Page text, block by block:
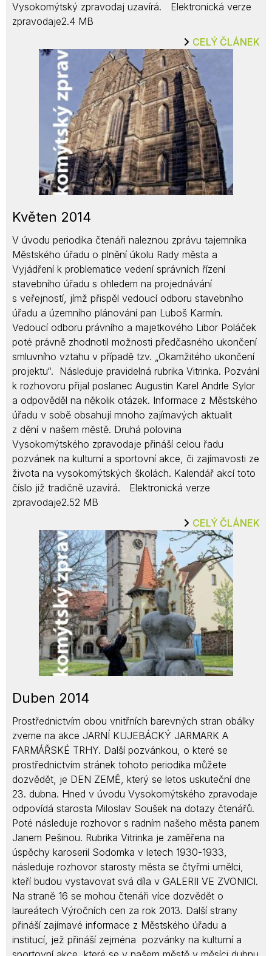
Vysokomýtský zpravodaj uzavírá. Elektronická verze
zpravodaje2.4 MB
CELÝ ČLÁNEK
Květen 2014
V úvodu periodika čtenáři naleznou zprávu tajemníka
Městského úřadu o plnění úkolu Rady města a
Vyjádření k problematice vedení správních řízení
stavebního úřadu s ohledem na projednávání
s veřejností, jímž přispěl vedoucí odboru stavebního
úřadu a územního plánování pan Luboš Karmín.
Vedoucí odboru právního a majetkového Libor Poláček
poté právně zhodnotil možnosti předčasného ukončení
smluvního vztahu v případě tzv. „Okamžitého ukončení
projektu“. Následuje pravidelná rubrika Vitrinka. Pozvání
k rozhovoru přijal poslanec Augustin Karel Andrle Sylor
a odpověděl na několik otázek. Informace z Městského
úřadu v sobě obsahují mnoho zajímavých aktualit
z dění v našem městě. Druhá polovina
Vysokomýtského zpravodaje přináší celou řadu
pozvánek na kulturní a sportovní akce, či zajímavosti ze
života na vysokomýtských školách. Kalendář akcí toto
číslo již tradičně uzavírá. Elektronická verze
zpravodaje2.52 MB
CELÝ ČLÁNEK
Duben 2014
Prostřednictvím obou vnitřních barevných stran obálky
zveme na akce JARNÍ KUJEBÁCKÝ JARMARK A
FARMÁŘSKÉ TRHY. Další pozvánkou, o které se
prostřednictvím stránek tohoto periodika můžete
dozvědět, je DEN ZEMĚ, který se letos uskuteční dne
23. dubna. Hned v úvodu Vysokomýtského zpravodaje
odpovídá starosta Miloslav Soušek na dotazy čtenářů.
Poté následuje rozhovor s radním našeho města panem
Janem Pešinou. Rubrika Vitrinka je zaměřena na
úspěchy karoserií Sodomka v letech 1930-1933,
následuje rozhovor starosty města se čtyřmi umělci,
kteří budou vystavovat svá díla v GALERII VE ZVONICI.
Na straně 16 se mohou čtenáři více dozvědět o
laureátech Výročních cen za rok 2013. Další strany
přináší zajímavé informace z Městského úřadu a
institucí, jež přináší zejména pozvánky na kulturní a